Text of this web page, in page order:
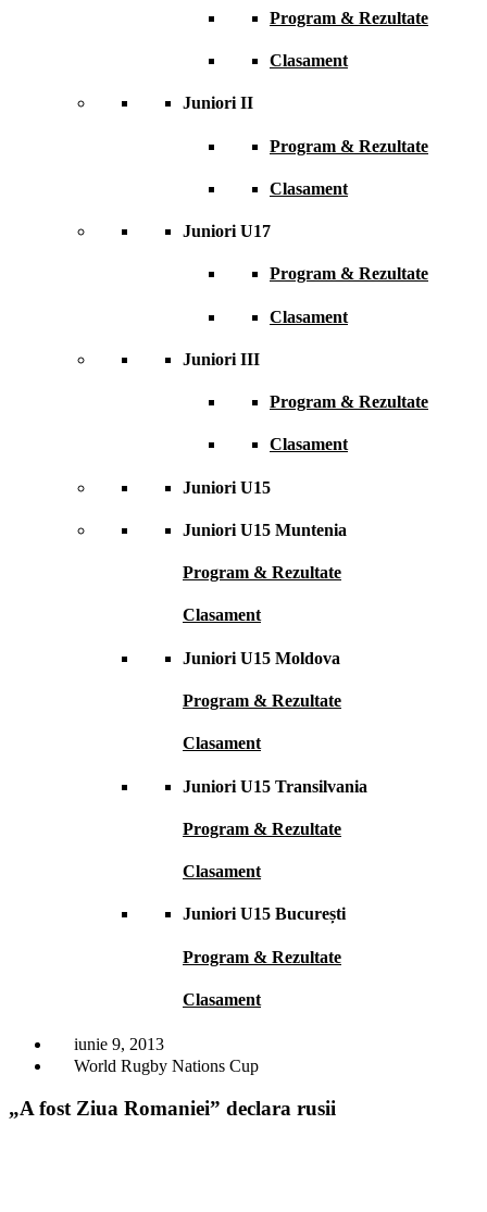
Program & Rezultate
Clasament
Juniori II
Program & Rezultate
Clasament
Juniori U17
Program & Rezultate
Clasament
Juniori III
Program & Rezultate
Clasament
Juniori U15
Juniori U15 Muntenia
Program & Rezultate
Clasament
Juniori U15 Moldova
Program & Rezultate
Clasament
Juniori U15 Transilvania
Program & Rezultate
Clasament
Juniori U15 București
Program & Rezultate
Clasament
iunie 9, 2013
World Rugby Nations Cup
„A fost Ziua Romaniei” declara rusii